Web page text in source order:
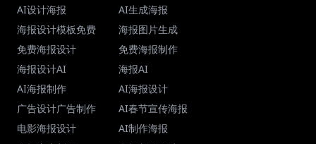
AI设计海报
海报设计模板免费
免费海报设计
海报设计AI
AI海报制作
广告设计广告制作
电影海报设计
AI生成海报
海报图片生成
免费海报制作
海报AI
AI海报设计
AI春节宣传海报
AI制作海报